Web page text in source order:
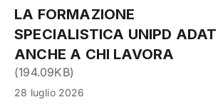
LA FORMAZIONE
SPECIALISTICA UNIPD
ANCHE A CHI LAVORA
(194.09KB)
28 luglio 2026